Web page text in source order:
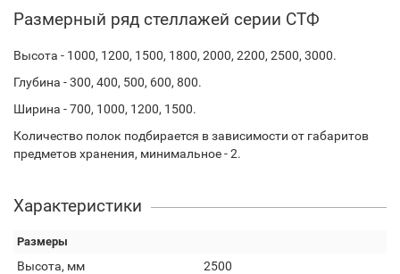
Размерный ряд стеллажей серии СТФ
Высота - 1000, 1200, 1500, 1800, 2000, 2200, 2500, 3000.
Глубина - 300, 400, 500, 600, 800.
Ширина - 700, 1000, 1200, 1500.
Количество полок подбирается в зависимости от габаритов
предметов хранения, минимальное - 2.
Характеристики
Размеры
Высота, мм
2500